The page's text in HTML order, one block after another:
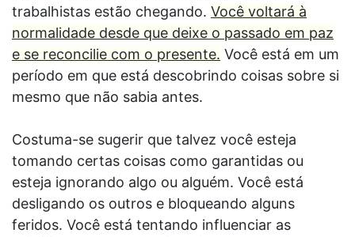
trabalhistas estão chegando. Você voltará à
normalidade desde que deixe o passado em paz
e se reconcilie com o presente. Você está em um
período em que está descobrindo coisas sobre si
mesmo que não sabia antes.
Costuma-se sugerir que talvez você esteja
tomando certas coisas como garantidas ou
esteja ignorando algo ou alguém. Você está
desligando os outros e bloqueando alguns
feridos. Você está tentando influenciar as